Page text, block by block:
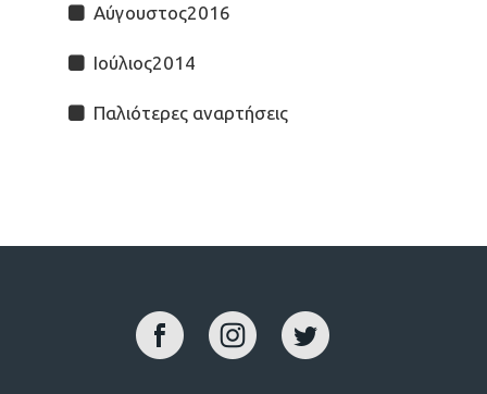
Αύγουστος2016
Ιούλιος2014
Παλιότερες αναρτήσεις